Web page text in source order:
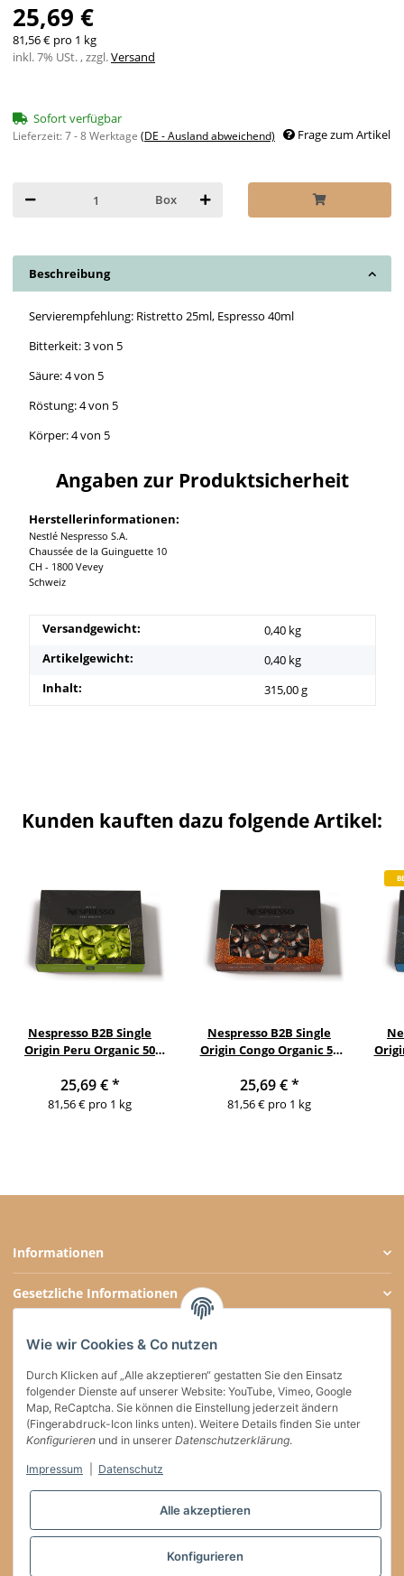
25,69 €
81,56 € pro 1 kg
inkl. 7% USt. , zzgl.Versand
Sofort verfügbar
Lieferzeit:7 - 8 Werktage (DE - Ausland abweichend) Frage zum Artikel
Box
Beschreibung
Servierempfehlung: Ristretto 25ml, Espresso 40ml
Bitterkeit: 3 von 5
Säure: 4 von 5
Röstung: 4 von 5
Körper: 4 von 5
Angaben zur Produktsicherheit
Herstellerinformationen:
Nestlé Nespresso S.A.
Chaussée de la Guinguette 10
CH - 1800 Vevey
Schweiz
Versandgewicht:
0,40 kg
Artikelgewicht:
0,40 kg
Inhalt:
315,00 g
Kunden kauften dazu folgende Artikel:
Nespresso B2B Single
Origin Peru Organic 50
25,69 €*
81,56 € pro 1 kg
Nespresso B2B Single
Origin Congo Organic 50
25,69 €*
81,56 € pro 1 kg
Informationen
Gesetzliche Informationen
Social Media
Versand
Vertrag widerrufen
* * Diese Marke gehört Dritten, die keinerlei Verbindung zu willkaffeehaben.de
Wie wir Cookies & Co nutzen
Durch Klicken auf „Alle akzeptieren“ gestatten Sie den Einsatz
folgender Dienste auf unserer Website: YouTube, Vimeo, Google
Map, ReCaptcha. Sie können die Einstellung jederzeit ändern
(Fingerabdruck-Icon links unten). Weitere Details finden Sie unter
Konfigurieren und in unserer Datenschutzerklärung.
Impressum Datenschutz
Alle akzeptieren
Konfigurieren